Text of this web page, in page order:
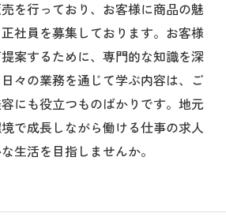
を行っており、お客様に商品の魅
社員を募集しております。お客様
案するために、専門的な知識を深
々の業務を通じて学ぶ内容は、ご
にも役立つものばかりです。地元
で成長しながら働ける仕事の求人
生活を目指しませんか。